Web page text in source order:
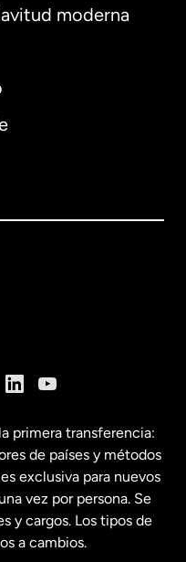
moderna
primera transferencia:
de países y métodos
exclusiva para nuevos
vez por persona. Se
y cargos. Los tipos de
a cambios.